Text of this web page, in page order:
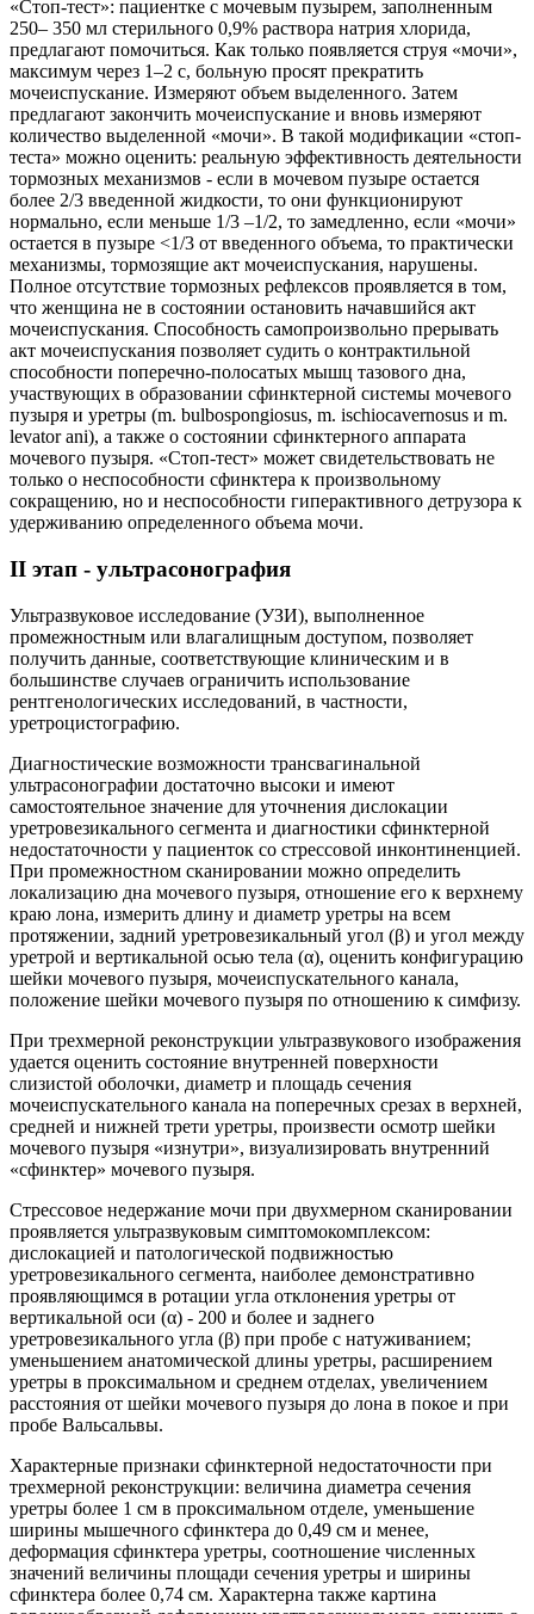
«Стоп-тест»: пациентке с мочевым пузырем, заполненным
250– 350 мл стерильного 0,9% раствора натрия хлорида,
предлагают помочиться. Как только появляется струя «мочи»,
максимум через 1–2 с, больную просят прекратить
мочеиспускание. Измеряют объем выделенного. Затем
предлагают закончить мочеиспускание и вновь измеряют
количество выделенной «мочи». В такой модификации «стоп-
теста» можно оценить: реальную эффективность деятельности
тормозных механизмов - если в мочевом пузыре остается
более 2/3 введенной жидкости, то они функционируют
нормально, если меньше 1/3 –1/2, то замедленно, если «мочи»
остается в пузыре <1/3 от введенного объема, то практически
механизмы, тормозящие акт мочеиспускания, нарушены.
Полное отсутствие тормозных рефлексов проявляется в том,
что женщина не в состоянии остановить начавшийся акт
мочеиспускания. Способность самопроизвольно прерывать
акт мочеиспускания позволяет судить о контрактильной
способности поперечно-полосатых мышц тазового дна,
участвующих в образовании сфинктерной системы мочевого
пузыря и уретры (m. bulbospongiosus, m. ischiocavernosus и m.
levator ani), а также о состоянии сфинктерного аппарата
мочевого пузыря. «Стоп-тест» может свидетельствовать не
только о неспособности сфинктера к произвольному
сокращению, но и неспособности гиперактивного детрузора к
удерживанию определенного объема мочи.
II этап - ультрасонография
Ультразвуковое исследование (УЗИ), выполненное
промежностным или влагалищным доступом, позволяет
получить данные, соответствующие клиническим и в
большинстве случаев ограничить использование
рентгенологических исследований, в частности,
уретроцистографию.
Диагностические возможности трансвагинальной
ультрасонографии достаточно высоки и имеют
самостоятельное значение для уточнения дислокации
уретровезикального сегмента и диагностики сфинктерной
недостаточности у пациенток со стрессовой инконтиненцией.
При промежностном сканировании можно определить
локализацию дна мочевого пузыря, отношение его к верхнему
краю лона, измерить длину и диаметр уретры на всем
протяжении, задний уретровезикальный угол (β) и угол между
уретрой и вертикальной осью тела (α), оценить конфигурацию
шейки мочевого пузыря, мочеиспускательного канала,
положение шейки мочевого пузыря по отношению к симфизу.
При трехмерной реконструкции ультразвукового изображения
удается оценить состояние внутренней поверхности
слизистой оболочки, диаметр и площадь сечения
мочеиспускательного канала на поперечных срезах в верхней,
средней и нижней трети уретры, произвести осмотр шейки
мочевого пузыря «изнутри», визуализировать внутренний
«сфинктер» мочевого пузыря.
Стрессовое недержание мочи при двухмерном сканировании
проявляется ультразвуковым симптомокомплексом:
дислокацией и патологической подвижностью
уретровезикального сегмента, наиболее демонстративно
проявляющимся в ротации угла отклонения уретры от
вертикальной оси (α) - 200 и более и заднего
уретровезикального угла (β) при пробе с натуживанием;
уменьшением анатомической длины уретры, расширением
уретры в проксимальном и среднем отделах, увеличением
расстояния от шейки мочевого пузыря до лона в покое и при
пробе Вальсальвы.
Характерные признаки сфинктерной недостаточности при
трехмерной реконструкции: величина диаметра сечения
уретры более 1 см в проксимальном отделе, уменьшение
ширины мышечного сфинктера до 0,49 см и менее,
деформация сфинктера уретры, соотношение численных
значений величины площади сечения уретры и ширины
сфинктера более 0,74 см. Характерна также картина